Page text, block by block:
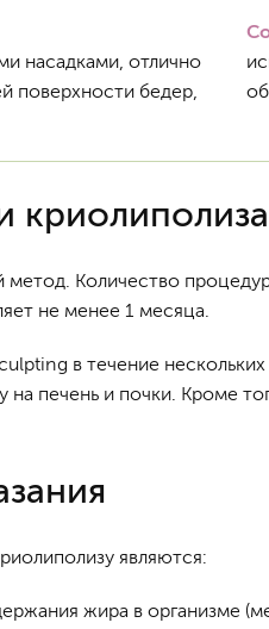
насадками, отлично
поверхности бедер,
криолиполиза
Количество
не менее 1 месяца.
в течение
на печень и почки. Кроме
являются:
жира в организме